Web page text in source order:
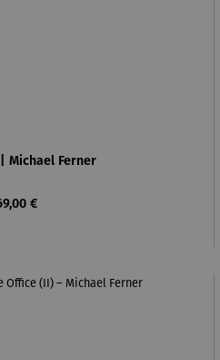
Michael Ferner
Preis:
€